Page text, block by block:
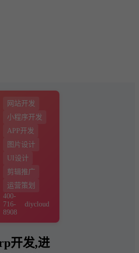
网站开发
小程序开发
APP开发
图片设计
UI设计
剪辑推广
运营策划
400-
716-
8908
diycloud
开发,进